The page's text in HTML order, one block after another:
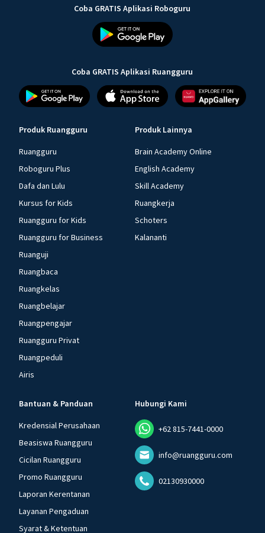
Coba GRATIS Aplikasi Roboguru
Coba GRATIS Aplikasi Ruangguru
Produk Ruangguru
Ruangguru
Roboguru Plus
Dafa dan Lulu
Kursus for Kids
Ruangguru for Kids
Ruangguru for Business
Ruanguji
Ruangbaca
Ruangkelas
Ruangbelajar
Ruangpengajar
Ruangguru Privat
Ruangpeduli
Airis
Produk Lainnya
Brain Academy Online
English Academy
Skill Academy
Ruangkerja
Schoters
Kalananti
Bantuan & Panduan
Kredensial Perusahaan
Beasiswa Ruangguru
Cicilan Ruangguru
Promo Ruangguru
Laporan Kerentanan
Layanan Pengaduan
Syarat & Ketentuan
Hubungi Kami
+62 815-7441-0000
info@ruangguru.com
02130930000